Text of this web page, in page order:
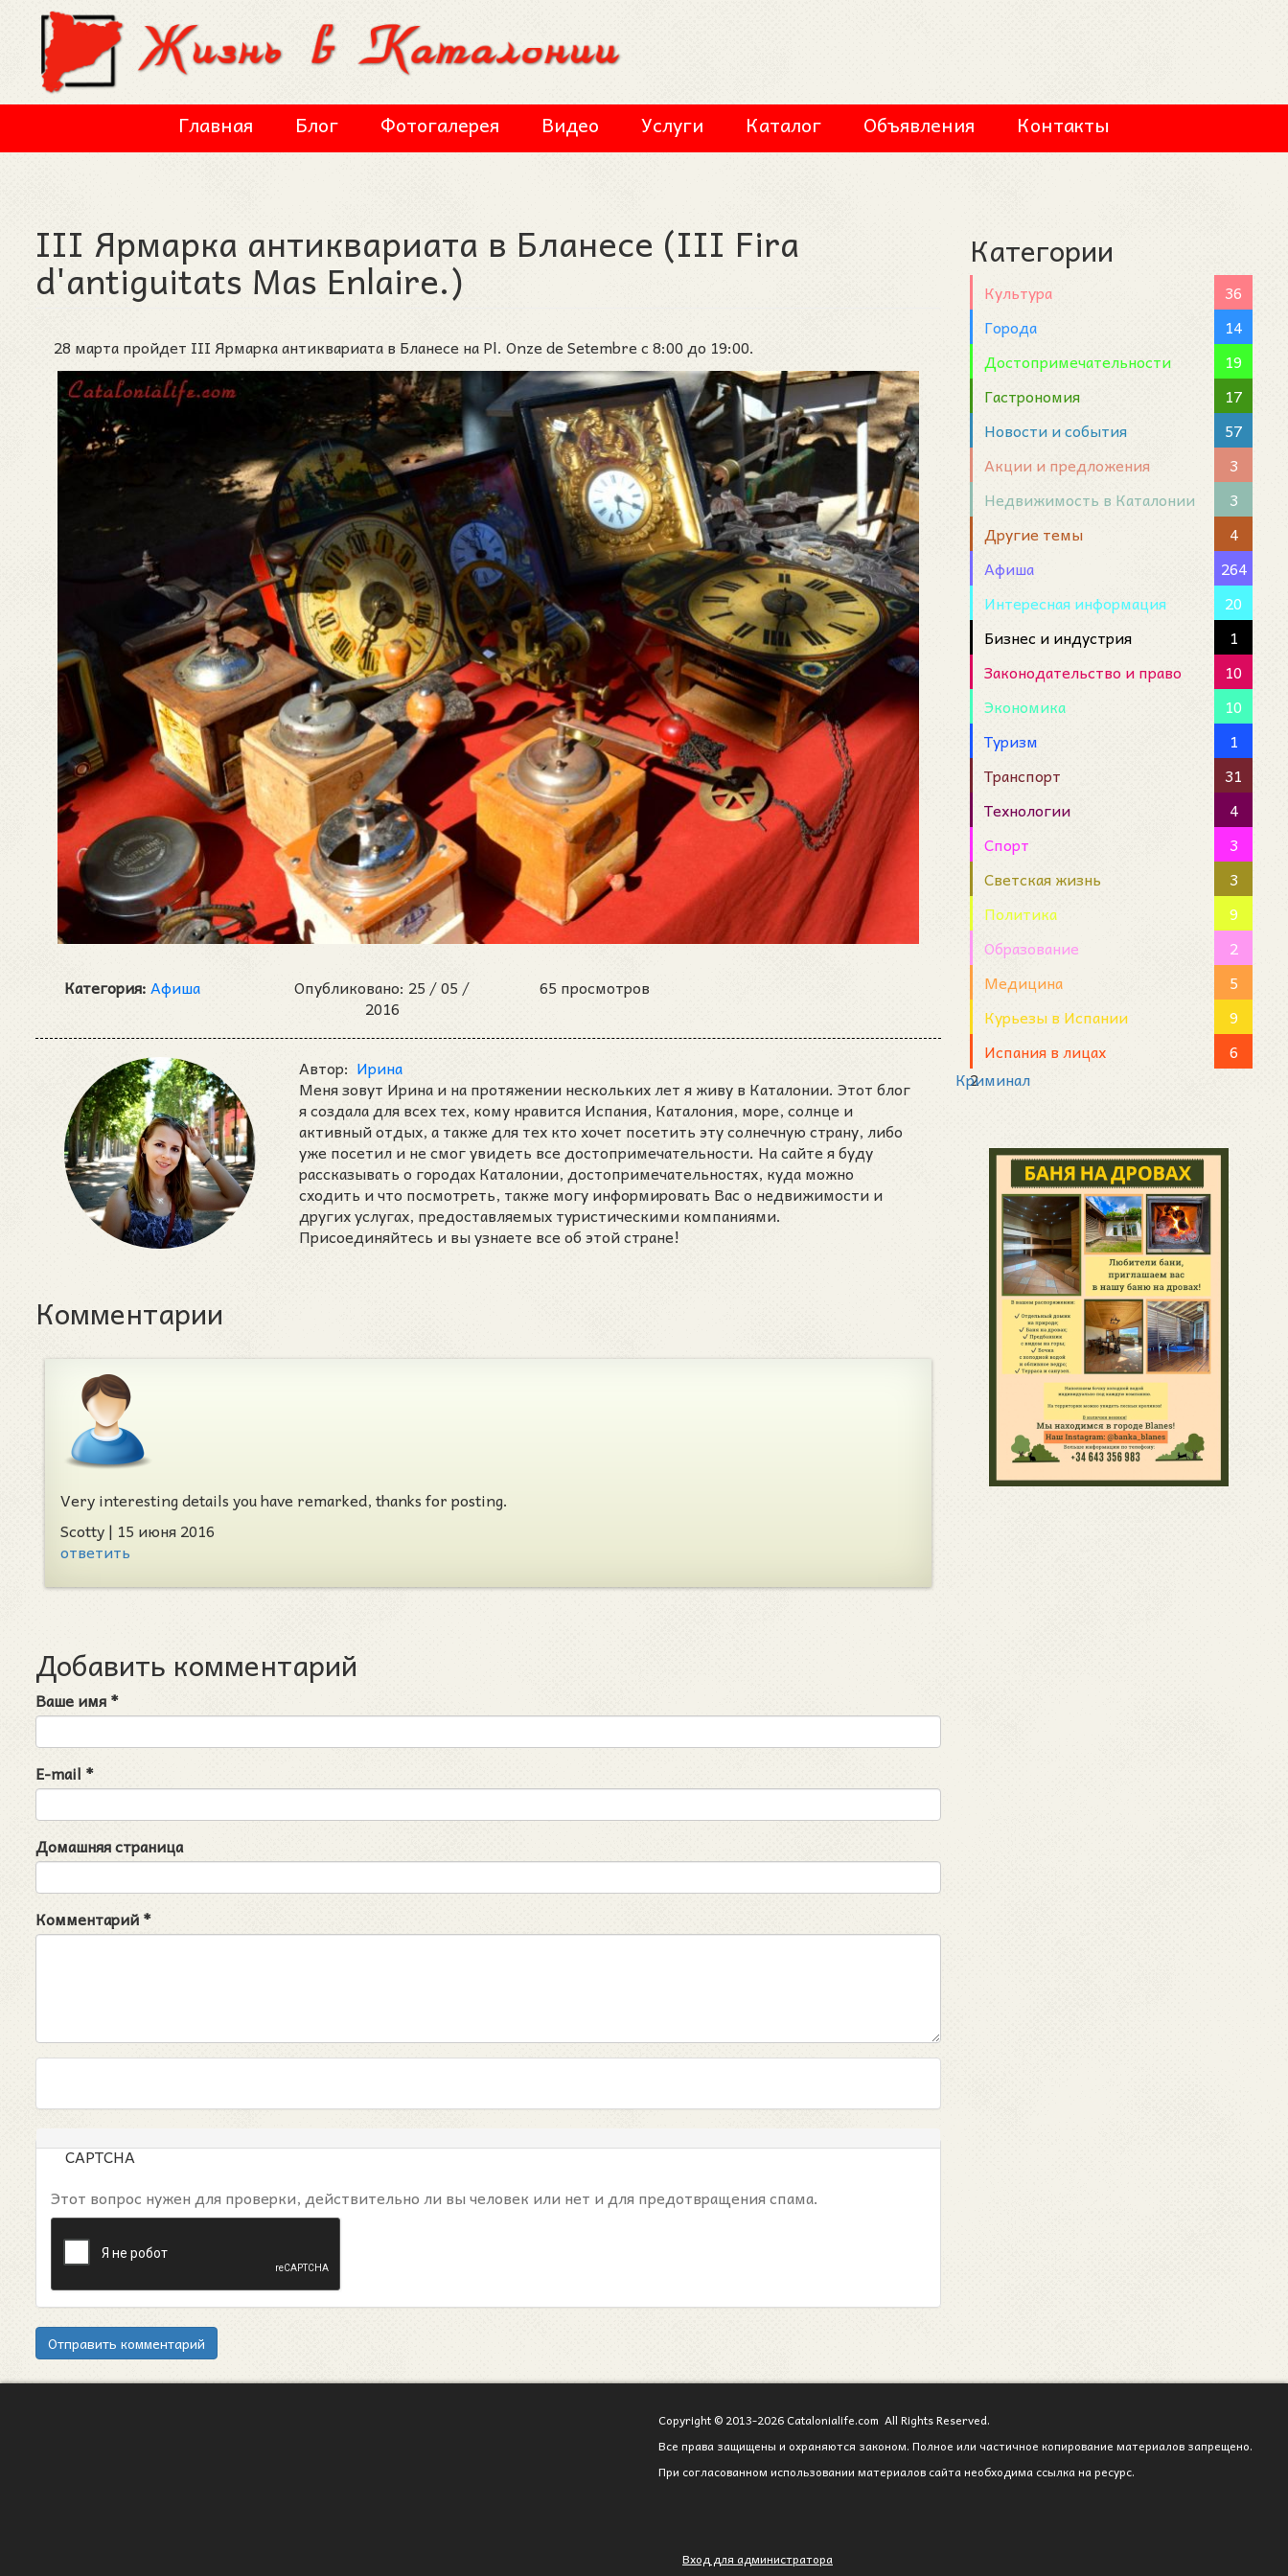
Перейти к основному содержанию
Главная Блог Фотогалерея Видео Услуги Каталог Объявления Контакты
III Ярмарка антиквариата в Бланесе (III Fira
d'antiguitats Mas Enlaire.)
28 марта пройдет III Ярмарка антиквариата в Бланесе на Pl. Onze de Setembre с 8:00 до 19:00.
Категория:Афиша Опубликовано: 25 /05 /
2016
65 просмотров
Автор: Ирина
Меня зовут Ирина и на протяжении нескольких лет я живу в Каталонии. Этот блог
я создала для всех тех, кому нравится Испания, Каталония, море, солнце и
активный отдых, а также для тех кто хочет посетить эту солнечную страну, либо
уже посетил и не смог увидеть все достопримечательности. На сайте я буду
рассказывать о городах Каталонии, достопримечательностях, куда можно
сходить и что посмотреть, также могу информировать Вас о недвижимости и
других услугах, предоставляемых туристическими компаниями.
Присоединяйтесь и вы узнаете все об этой стране!
Комментарии
Very interesting details you have remarked, thanks for posting.
Scotty| 15 июня 2016
ответить
Добавить комментарий
Ваше имя*
E-mail *
Домашняя страница
Комментарий*
CAPTCHA
Этот вопрос нужен для проверки, действительно ли вы человек или нет и для предотвращения спама.
Отправить комментарий
Категории
Культура
36
Города
14
Достопримечательности
19
Гастрономия
17
Новости и события
57
Акции и предложения
3
Недвижимость в Каталонии
3
Другие темы
4
Афиша
264
Интересная информация
20
Бизнес и индустрия
1
Законодательство и право
10
Экономика
10
Туризм
1
Транспорт
31
Технологии
4
Спорт
3
Светская жизнь
3
Политика
9
Образование
2
Медицина
5
Курьезы в Испании
9
Испания в лицах
6
Криминал
2
Copyright © 2013-2026 Catalonialife.com All Rights Reserved.
Все права защищены и охраняются законом. Полное или частичное копирование материалов запрещено.
При согласованном использовании материалов сайта необходима ссылка на ресурс.
Вход для администратора